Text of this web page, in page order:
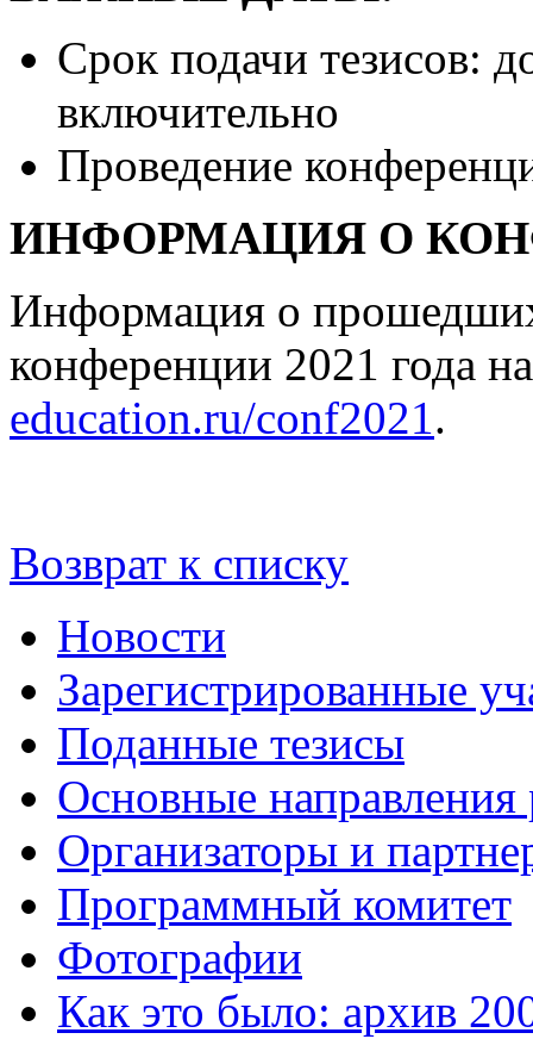
Срок подачи тезисов:
включительно
Проведение
ИНФОРМАЦИЯ О
Информация о
конференции 2021 года
education.ru/conf2021.
Возврат к списку
Новости
Зарегистрированные
Поданные тезисы
Основные направления
Организаторы и
Программный комитет
Фотографии
Как это было: архив